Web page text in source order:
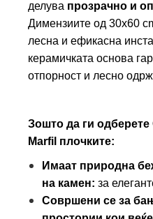
делува прозрачно и
Димензиите од 30x60
лесна и ефикасна
керамичката основа
отпорност и лесно
Зошто да ги одберете
Marfil плочките:
Имаат природна
на камен: за
Совршени се за